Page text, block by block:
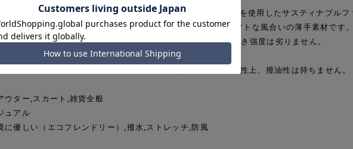
ボトルなどを原料としたリサイクル率100％のポリエステル糸を使用したサスティナブルフ
細かいリップストップと程よい光沢感のあるルックスで、ソフトな風合いの薄手素材です。
シリーズは、20デニールという超細番手ながら引き裂き強度は劣りません。
持った高機能性が特長です。
撥水剤（非フッ素撥水剤）を使用しています。C0撥水の特性上、撥油性は持ちません。
ウター,スカート,雑貨全般
ュアル
に優しい（エコフレンドリー）,撥水,ストレッチ,防風